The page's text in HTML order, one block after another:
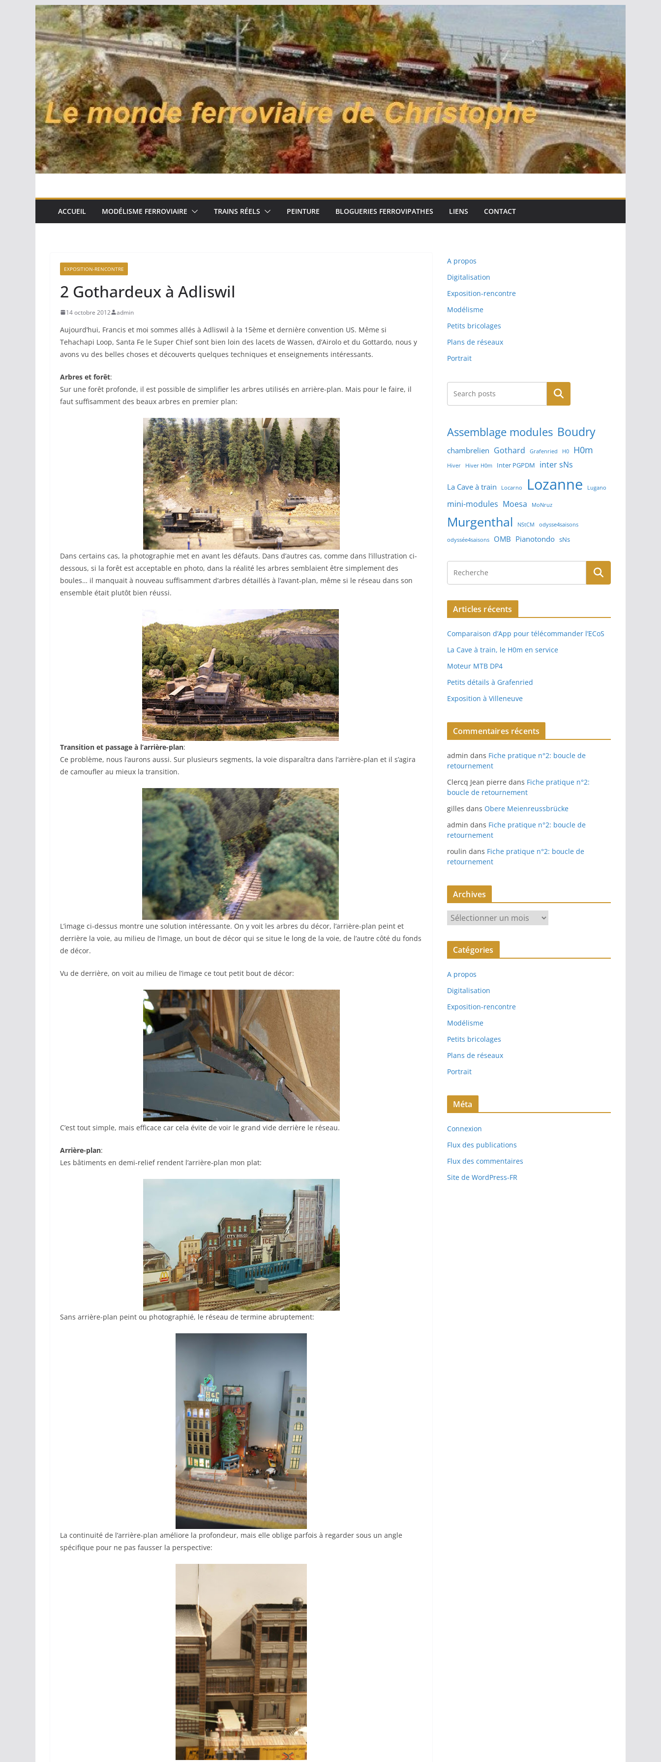
Passer
au
contenu
ACCUEIL MODÉLISME FERROVIAIRE TRAINS RÉELS PEINTURE BLOGUERIES FERROVIPATHES LIENS CONTACT
EXPOSITION-RENCONTRE
2 Gothardeux à Adliswil
14 octobre 2012 admin
Aujourd’hui, Francis et moi sommes allés à Adliswil à la 15ème et dernière convention US. Même si
Tehachapi Loop, Santa Fe le Super Chief sont bien loin des lacets de Wassen, d’Airolo et du Gottardo, nous y
avons vu des belles choses et découverts quelques techniques et enseignements intéressants.
Arbres et forêt:
Sur une forêt profonde, il est possible de simplifier les arbres utilisés en arrière-plan. Mais pour le faire, il
faut suffisamment des beaux arbres en premier plan:
Dans certains cas, la photographie met en avant les défauts. Dans d’autres cas, comme dans l’illustration ci-
dessous, si la forêt est acceptable en photo, dans la réalité les arbres semblaient être simplement des
boules… il manquait à nouveau suffisamment d’arbres détaillés à l’avant-plan, même si le réseau dans son
ensemble était plutôt bien réussi.
Transition et passage à l’arrière-plan:
Ce problème, nous l’aurons aussi. Sur plusieurs segments, la voie disparaîtra dans l’arrière-plan et il s’agira
de camoufler au mieux la transition.
L’image ci-dessus montre une solution intéressante. On y voit les arbres du décor, l’arrière-plan peint et
derrière la voie, au milieu de l’image, un bout de décor qui se situe le long de la voie, de l’autre côté du fonds
de décor.
Vu de derrière, on voit au milieu de l’image ce tout petit bout de décor:
C’est tout simple, mais efficace car cela évite de voir le grand vide derrière le réseau.
Arrière-plan:
Les bâtiments en demi-relief rendent l’arrière-plan mon plat:
Sans arrière-plan peint ou photographié, le réseau de termine abruptement:
La continuité de l’arrière-plan améliore la profondeur, mais elle oblige parfois à regarder sous un angle
spécifique pour ne pas fausser la perspective:
A propos
Digitalisation
Exposition-rencontre
Modélisme
Petits bricolages
Plans de réseaux
Portrait
Rechercher
Assemblage modules Boudry
chambrelien Gothard Grafenried H0 H0m
Hiver Hiver H0m Inter PGPDM inter sNs
La Cave à train Locarno Lozanne Lugano
mini-modules Moesa MoNruz
Murgenthal NStCM odysse4saisons
odyssée4saisons OMB Pianotondo sNs
Articles récents
Comparaison d’App pour télécommander l’ECoS
La Cave à train, le H0m en service
Moteur MTB DP4
Petits détails à Grafenried
Exposition à Villeneuve
Commentaires récents
admin dans Fiche pratique n°2: boucle de
retournement
Clercq Jean pierre dans Fiche pratique n°2:
boucle de retournement
gilles dans Obere Meienreussbrücke
admin dans Fiche pratique n°2: boucle de
retournement
roulin dans Fiche pratique n°2: boucle de
retournement
Archives
r
c
v
e
s
Catégories
A propos
Digitalisation
Exposition-rencontre
Modélisme
Petits bricolages
Plans de réseaux
Portrait
Méta
Connexion
Flux des publications
Flux des commentaires
Site de WordPress-FR